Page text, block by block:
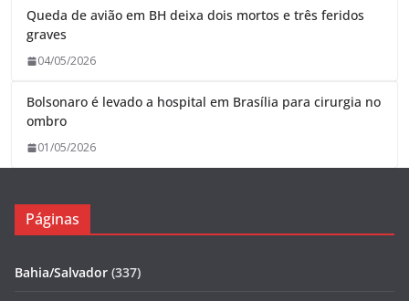
Queda de avião em BH deixa dois mortos e três feridos
graves
04/05/2026
Bolsonaro é levado a hospital em Brasília para cirurgia no
ombro
01/05/2026
Páginas
Bahia/Salvador (337)